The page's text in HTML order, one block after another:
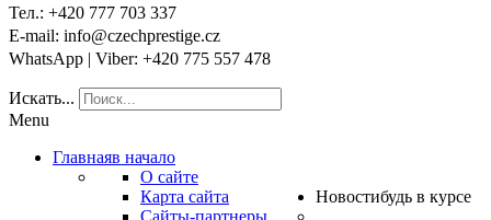
Тел.: +420 777 703 337
E-mail: info@czechprestige.cz
WhatsApp | Viber: +420 775 557 478
Искать...
Menu
Главнаяв начало
О сайте
Карта сайта
Сайты-партнеры
Новостибудь в курсе